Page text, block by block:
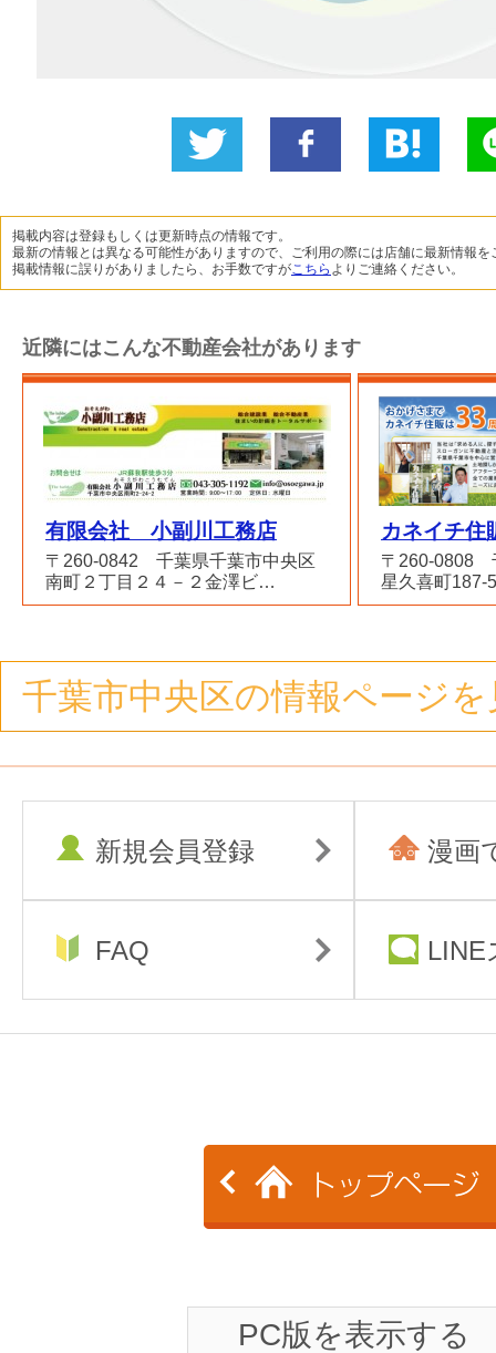
に投稿
ね！
掲載内容は登録もしくは更新時点の情報です。
最新の情報とは異なる可能性がありますので、ご利用の際には店舗に最新情報を
掲載情報に誤りがありましたら、お手数ですが こちら よりご連絡ください。
近隣にはこんな不動産会社があります
有限会社 小副川工務店
〒260-0842 千葉県千葉市中央区
南町２丁目２４－２金澤ビ…
カネイチ
〒260-0808
星久喜町
千葉市中央区の情報ページ
新規会員登録 漫画
FAQ LINE
PC版を表示する